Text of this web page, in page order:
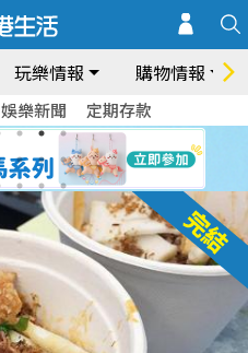
玩樂情報 購物情報
娛樂新聞 定期存款